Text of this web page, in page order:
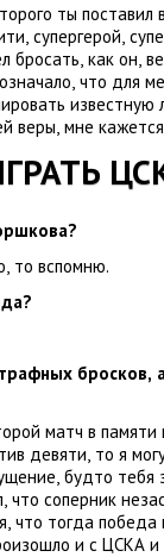
ты поставил
, супергерой,
бросать, как он,
, что для
известную
веры, мне кажется
, то вспомню.
бросков,
матч в памяти
девяти, то я
, будто тебя
, что соперник
, что тогда победа
и с ЦСКА